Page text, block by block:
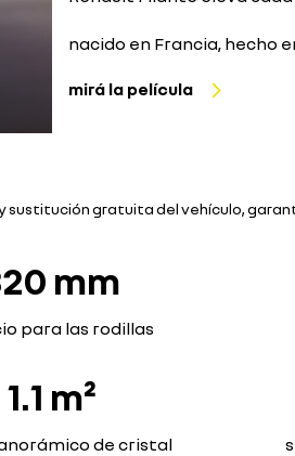
nacido en Francia, hecho
mirá la película
gratuita del vehículo,
mm
para las rodillas
1.1 m²
de cristal